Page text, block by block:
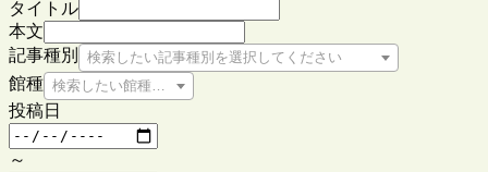
タイトル
本文
記事種別
検索したい記事種別を選択してください
館種 検索したい館種を選択してください
投稿日
～